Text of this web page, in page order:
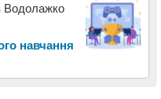
Водолажко
навчання